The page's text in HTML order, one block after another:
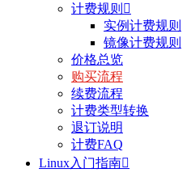
计费规则 
实例计费规则
镜像计费规则
价格总览
购买流程
续费流程
计费类型转换
退订说明
计费FAQ
Linux入门指南